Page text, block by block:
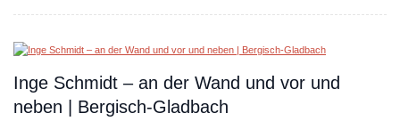
Inge Schmidt – an der Wand und vor und
neben | Bergisch-Gladbach